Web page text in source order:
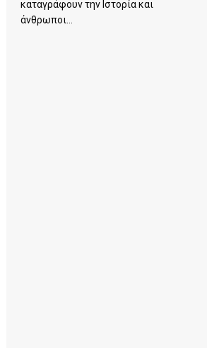
καταγράφουν την Ιστορία και
άνθρωποι...